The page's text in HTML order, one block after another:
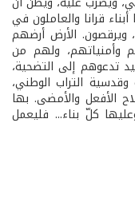
قرانا والعاملون في
ويرقصون. الأرض أرضهم
وأمنياتهم، ولهم من
تدعوهم إلى التضحية،
التراب الوطني،
الأفعل والأمضى. بها
كلّ بناء... فليعمل